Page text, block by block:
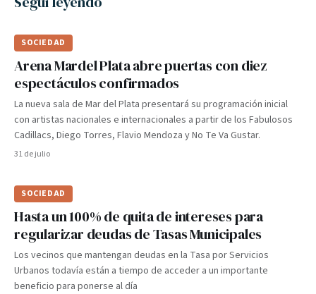
SOCIEDAD
Arena Mardel Plata abre puertas con diez
espectáculos confirmados
La nueva sala de Mar del Plata presentará su programación inicial
con artistas nacionales e internacionales a partir de los Fabulosos
Cadillacs, Diego Torres, Flavio Mendoza y No Te Va Gustar.
31 de julio
SOCIEDAD
Hasta un 100% de quita de intereses para
regularizar deudas de Tasas Municipales
Los vecinos que mantengan deudas en la Tasa por Servicios
Urbanos todavía están a tiempo de acceder a un importante
beneficio para ponerse al día